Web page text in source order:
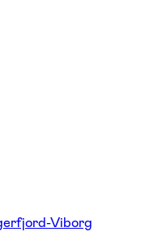
Viborg